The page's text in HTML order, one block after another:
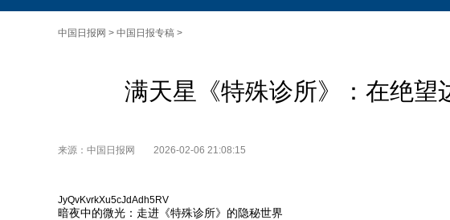
中国日报网 > 中国日报专稿 >
满天星《特殊诊所》：在绝望
来源：中国日报网 2026-02-06 21:08:15
JyQvKvrkXu5cJdAdh5RV
暗夜中的微光：走进《特殊诊所》的隐秘世界